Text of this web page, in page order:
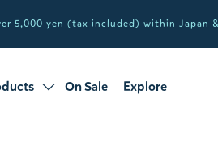
5,000 yen (tax included) within Japan
On Sale
Explore